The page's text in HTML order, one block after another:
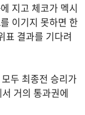
지고 체코가 멕시
이기지 못하면 한
표 결과를 기다려
두 최종전 승리가
거의 통과권에